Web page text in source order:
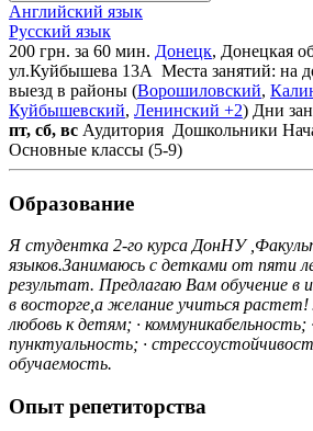
Английский язык
Русский язык
200 грн. за 60 мин. Донецк, Донецкая
ул.Куйбышева 13А Места занятий: на
выезд в районы (Ворошиловский,
Куйбышевский, Ленинский +2) Дни
пт, сб, вс Аудитория Дошкольники
Основные классы (5-9)
Образование
Я студентка 2-го курса ДонНУ
языков.Занимаюсь с детками от пяти
результат. Предлагаю Вам обучение в
в восторге,а желание учиться растет!
любовь к детям; · коммуникабельность;
пунктуальность; ·
обучаемость.
Опыт репетиторства